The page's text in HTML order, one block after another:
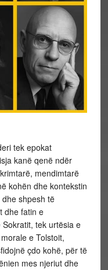
tek epokat
kanë qenë ndër
mendimtarë
kohën dhe kontekstin
shpesh të
dhe fatin e
tek urtësia e
e Tolstoit,
çdo kohë, për të
mes njeriut dhe